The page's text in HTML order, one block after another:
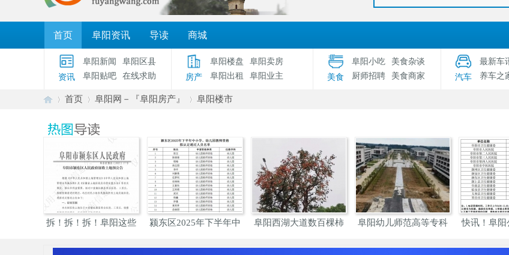
首页 阜阳资讯 导读 商城
资讯
阜阳新闻
阜阳区县
阜阳贴吧
在线求助 房产
阜阳楼盘
阜阳卖房
阜阳出租
阜阳业主 美食
阜阳小吃
美食杂谈
厨师招聘
美食商家 汽车
最新车
养车之
首页
›
阜阳网－『阜阳房产』
›
阜阳楼市
拆！拆！拆！阜阳这些
颍东区2025年下半年中
阜阳西湖大道数百棵柿
阜阳幼儿师范高等专科
快讯！阜阳